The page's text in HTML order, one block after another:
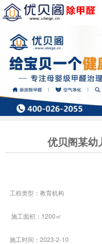
优贝阁某幼
工程类型：教育机构
施工面积：1200㎡
施工时间：2023-2-10